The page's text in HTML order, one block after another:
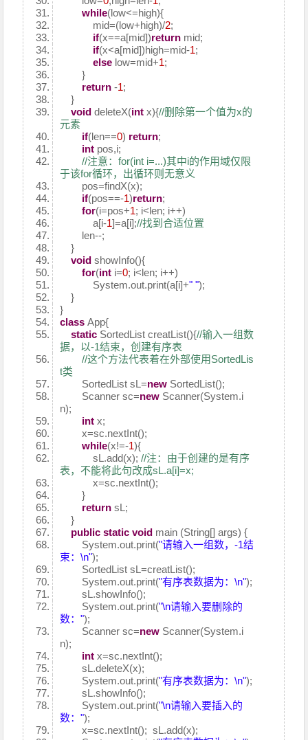
while(low<=high){
mid=(low+high)/2;
if(x==a[mid])return mid;
if(x<a[mid])high=mid-1;
else low=mid+1;
}
return -1;
}
void deleteX(int x){//删除第一个值为x的
元素
if(len==0) return;
int pos,i;
//注意：for(int i=...)其中i的作用域仅限
于该for循环，出循环则无意义
pos=findX(x);
if(pos==-1)return;
for(i=pos+1; i<len; i++)
a[i-1]=a[i];//找到合适位置
len--;
}
void showInfo(){
for(int i=0; i<len; i++)
System.out.print(a[i]+" ");
}
}
class App{
static SortedList creatList(){//输入一组数
据，以-1结束，创建有序表
//这个方法代表着在外部使用SortedLis
t类
SortedList sL=new SortedList();
Scanner sc=new Scanner(System.i
n);
int x;
x=sc.nextInt();
while(x!=-1){
sL.add(x);//注：由于创建的是有序
表，不能将此句改成sL.a[i]=x;
x=sc.nextInt();
}
return sL;
}
public static void main (String[] args) {
System.out.print("请输入一组数，-1结
束：\n");
SortedList sL=creatList();
System.out.print("有序表数据为：\n");
sL.showInfo();
System.out.print("\n请输入要删除的
数：");
Scanner sc=new Scanner(System.i
n);
int x=sc.nextInt();
sL.deleteX(x);
System.out.print("有序表数据为：\n");
sL.showInfo();
System.out.print("\n请输入要插入的
数：");
x=sc.nextInt(); sL.add(x);